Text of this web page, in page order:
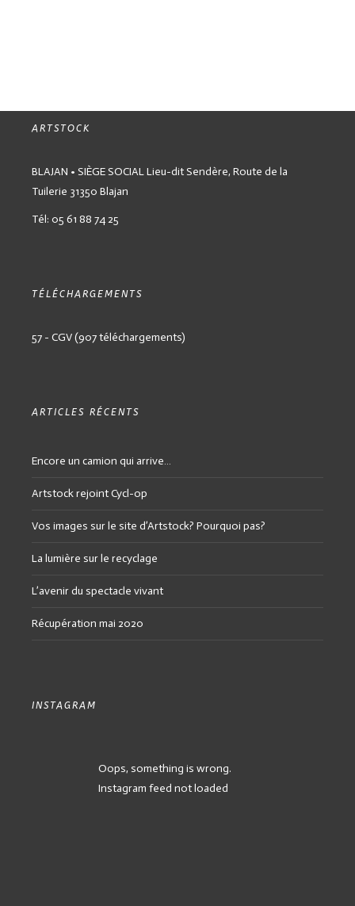
ARTSTOCK
BLAJAN • SIÈGE SOCIALLieu-dit Sendère, Route de la
Tuilerie 31350 Blajan
Tél: 05 61 88 74 25
TÉLÉCHARGEMENTS
57 - CGV (907 téléchargements)
ARTICLES RÉCENTS
Encore un camion qui arrive…
Artstock rejoint Cycl-op
Vos images sur le site d’Artstock? Pourquoi pas?
La lumière sur le recyclage
L’avenir du spectacle vivant
Récupération mai 2020
INSTAGRAM
Oops, something is wrong.
Instagram feed not loaded